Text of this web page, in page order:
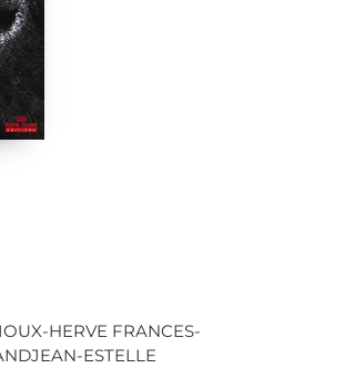
HERVE FRANCES-
ESTELLE